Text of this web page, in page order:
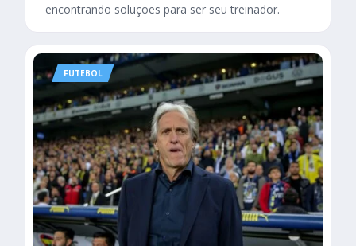
encontrando soluções para ser seu treinador.
FUTEBOL